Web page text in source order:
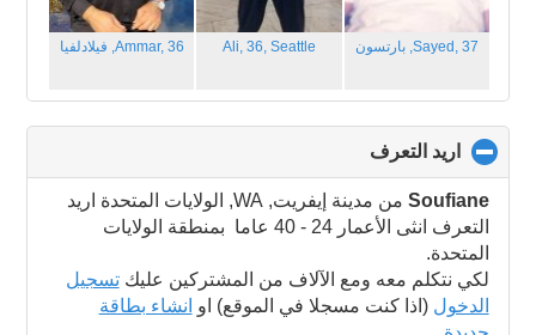
Sayed, 37, بارتسون Ali, 36,Seattle
Ammar, 36, فيلادلفيا
اريد التعرف
to
collapse
contents
Soufiane
من مدينة إيفريت, WA, الولايات المتحدة اريد
التعرف انثى الأعمار 24 - 40 عاما بمنطقة الولايات
المتحدة.
لكي نتكلم معه ومع الآلاف من المشتركين عليكتسجيل
الدخول (اذا كنت مسجلا في الموقع) او انشاء بطاقة